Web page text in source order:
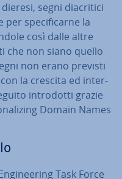
segni dia­cri­ti­ci
per spe­ci­fi­car­ne la
così dalle altre
che non siano quello
non erano previsti
la crescita ed in­ter­
in­tro­dot­ti grazie
Domain Names
Task Force